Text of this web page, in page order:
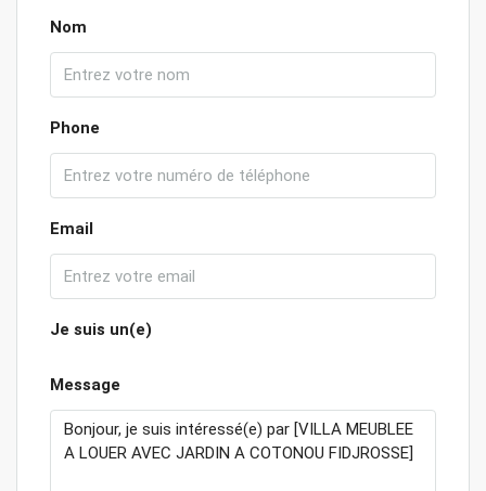
Nom
Phone
Email
Je suis un(e)
Message